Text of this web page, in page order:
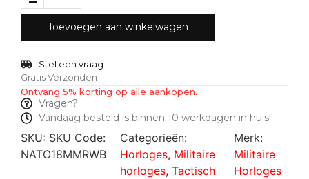
Toevoegen aan winkelwagen
Stel een vraag
Gratis Verzonden
Ontvang 5% korting op alle aankopen.
Vragen?
Vandaag besteld is binnen 10 werkdagen in huis!
SKU: SKU Code:
NATO18MMRWB
Categorieën:
Horloges, Militaire
horloges, Tactisch
Merk:
Militaire
Horloges